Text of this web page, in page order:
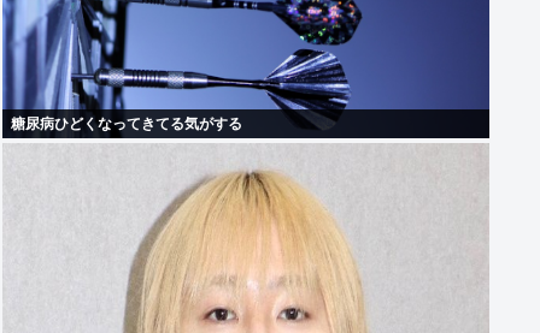
糖尿病ひどくなってきてる気がする